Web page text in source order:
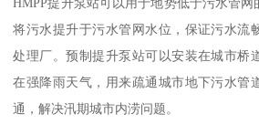
将污水提升于污水管网水位，保证污水流
处理厂。预制提升泵站可以安装在城市桥
在强降雨天气，用来疏通城市地下污水管
通，解决汛期城市内涝问题。